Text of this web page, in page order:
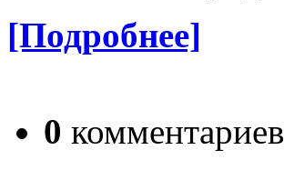
[Подробнее]
0 комментариев